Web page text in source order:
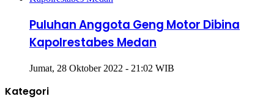
Puluhan Anggota Geng Motor Dibina
Kapolrestabes Medan
Jumat, 28 Oktober 2022 - 21:02 WIB
Kategori